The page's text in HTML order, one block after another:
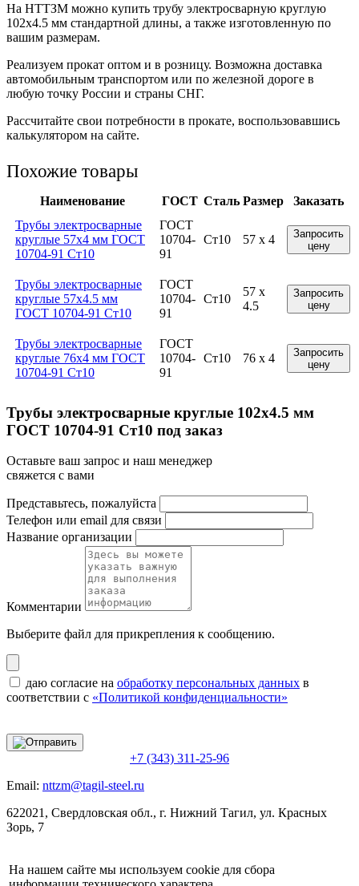
На НТТЗМ можно купить трубу электросварную круглую
102х4.5 мм стандартной длины, а также изготовленную по
вашим размерам.
Реализуем прокат оптом и в розницу. Возможна доставка
автомобильным транспортом или по железной дороге в
любую точку России и страны СНГ.
Рассчитайте свои потребности в прокате, воспользовавшись
калькулятором на сайте.
Похожие товары
Наименование ГОСТ Сталь Размер
Заказать
Трубы электросварные
круглые 57x4 мм ГОСТ
10704-91 Ст10
ГОСТ
10704-
91
Ст10 57 x 4
Запросить
цену
Трубы электросварные
круглые 57x4.5 мм
ГОСТ 10704-91 Ст10
ГОСТ
10704-
91
Ст10
57 x
4.5
Запросить
цену
Трубы электросварные
круглые 76x4 мм ГОСТ
10704-91 Ст10
ГОСТ
10704-
91
Ст10 76 x 4
Запросить
цену
Трубы электросварные круглые 102x4.5 мм
ГОСТ 10704-91 Ст10 под заказ
Оставьте ваш запрос и наш менеджер
свяжется с вами
Представьтесь, пожалуйста
Телефон или email для связи
Название организации
Комментарии
Выберите файл для прикрепления к сообщению.
даю согласие на обработку персональных данных в
соответствии с «Политикой конфиденциальности»
+7 (343) 311-25-96
Email: nttzm@tagil-steel.ru
622021, Свердловская обл., г. Нижний Тагил, ул. Красных
Зорь, 7
На нашем сайте мы используем cookie для сбора